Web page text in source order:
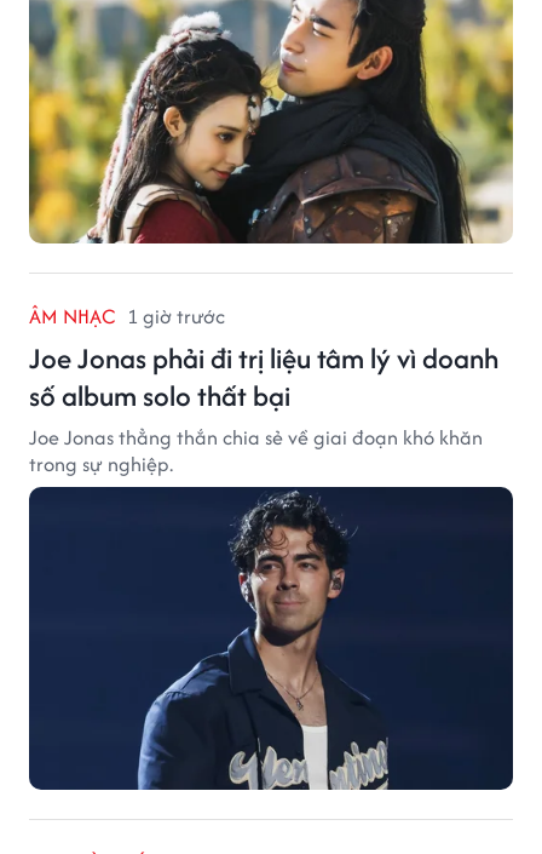
ÂM NHẠC 1 giờ trước
Joe Jonas phải đi trị liệu tâm lý vì doanh
số album solo thất bại
Joe Jonas thẳng thắn chia sẻ về giai đoạn khó khăn
trong sự nghiệp.